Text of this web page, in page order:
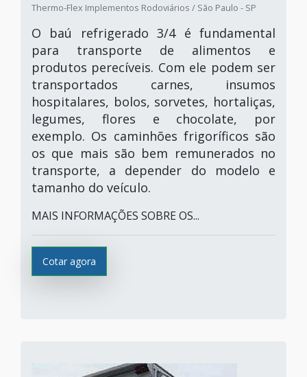
Thermo-Flex Implementos Rodoviários / São Paulo - SP
O baú refrigerado 3/4 é fundamental
para transporte de alimentos e
produtos perecíveis. Com ele podem ser
transportados carnes, insumos
hospitalares, bolos, sorvetes, hortaliças,
legumes, flores e chocolate, por
exemplo. Os caminhões frigoríficos são
os que mais são bem remunerados no
transporte, a depender do modelo e
tamanho do veículo.
MAIS INFORMAÇÕES SOBRE OS...
Cotar agora